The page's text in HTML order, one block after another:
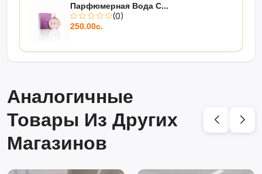
Парфюмерная Вода C...
(0)
250.00с.
Аналогичные
Товары Из Других
Магазинов